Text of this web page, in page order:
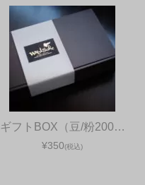
ギフトBOX（豆/粉200…
¥350(税込)